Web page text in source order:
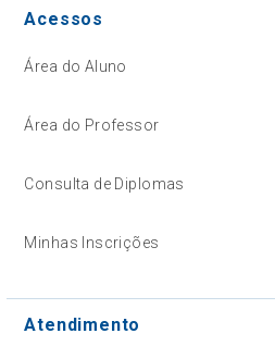
Acessos
Área do Aluno
Área do Professor
Consulta de Diplomas
Minhas Inscrições
Atendimento